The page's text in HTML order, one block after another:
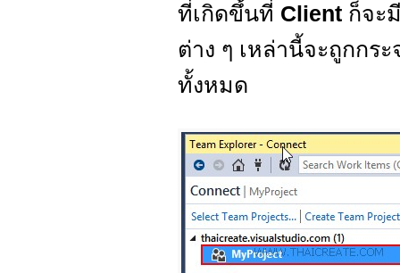
ที่เกิดขึ้นที่ Client ก็จะ
ต่าง ๆ เหล่านี้จะถูกกร
ทั้งหมด